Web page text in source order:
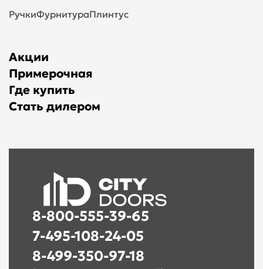
РучкиФурнитураПлинтус
Акции
Примерочная
Где купить
Стать дилером
8-800-555-39-65
7-495-108-24-05
8-499-350-97-18